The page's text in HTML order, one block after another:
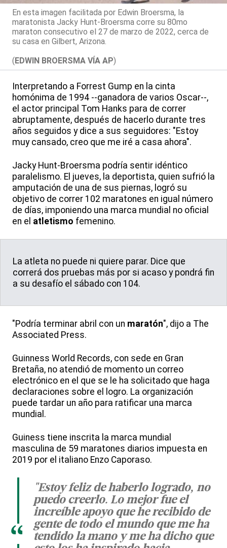
En esta imagen facilitada por Edwin Broersma, la
maratonista Jacky Hunt-Broersma corre su 80mo
maraton consecutivo el 27 de marzo de 2022, cerca de
su casa en Gilbert, Arizona.
(EDWIN BROERSMA VÍA AP)
Interpretando a Forrest Gump en la cinta
homónima de 1994 --ganadora de varios Oscar--,
el actor principal Tom Hanks para de correr
abruptamente, después de hacerlo durante tres
años seguidos y dice a sus seguidores: "Estoy
muy cansado, creo que me iré a casa ahora".
Jacky Hunt-Broersma podría sentir idéntico
paralelismo. El jueves, la deportista, quien sufrió la
amputación de una de sus piernas, logró su
objetivo de correr 102 maratones en igual número
de días, imponiendo una marca mundial no oficial
en el atletismo femenino.
La atleta no puede ni quiere parar. Dice que
correrá dos pruebas más por si acaso y pondrá fin
a su desafío el sábado con 104.
"Podría terminar abril con un maratón", dijo a The
Associated Press.
Guinness World Records, con sede en Gran
Bretaña, no atendió de momento un correo
electrónico en el que se le ha solicitado que haga
declaraciones sobre el logro. La organización
puede tardar un año para ratificar una marca
mundial.
Guiness tiene inscrita la marca mundial
masculina de 59 maratones diarios impuesta en
2019 por el italiano Enzo Caporaso.
"Estoy feliz de haberlo logrado, no
puedo creerlo. Lo mejor fue el
increíble apoyo que he recibido de
gente de todo el mundo que me ha
tendido la mano y me ha dicho que
“